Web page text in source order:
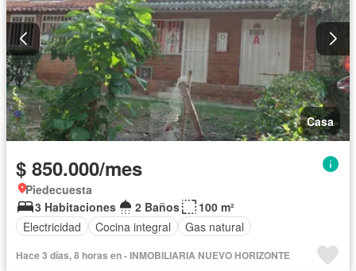
Casa
$ 850.000/mes
Piedecuesta
3 Habitaciones
2 Baños
100 m²
Electricidad
Cocina integral Gas natural
Hace 3 días, 8 horas en - INMOBILIARIA NUEVO HORIZONTE